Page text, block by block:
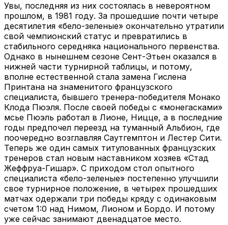
Увы, последняя из них состоялась в невероятном
прошлом, в 1981 году. За прошедшие почти четыре
десятилетия «бело-зеленые» окончательно утратили
свой чемпионский статус и превратились в
стабильного середняка национального первенства.
Однако в нынешнем сезоне Сент-Этьен оказался в
нижней части турнирной таблицы, и потому,
вполне естественной стала замена Гислена
Принтана на знаменитого французского
специалиста, бывшего тренера-победителя Монако
Клода Пюэля. После своей победы с «монегасками»
мсье Пюэль работал в Лионе, Ницце, а в последние
годы предпочел переезд на туманный Альбион, где
поочередно возглавляя Саутгемптон и Лестер Сити.
Теперь же один самых титулованных французских
тренеров стал новым наставником хозяев «Стад
Жеффруа-Гишар». С приходом стол опытного
специалиста «бело-зеленые» постепенно улучшили
свое турнирное положение, в четырех прошедших
матчах одержали три победы кряду с одинаковым
счетом 1:0 над Нимом, Лионом и Бордо. И потому
уже сейчас занимают двенадцатое место.